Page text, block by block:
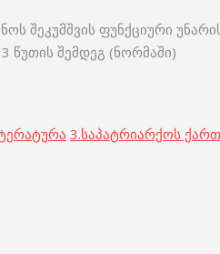
შეკუმშვის ფუნქციური
წუთის შემდეგ (ნორმაში)
3.საპატრიარქოს